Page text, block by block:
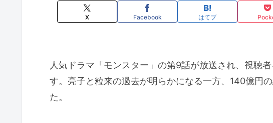
X Facebook はてブ
人気ドラマ「モンスター」の第9話が放送され、視聴
す。亮子と粒来の過去が明らかになる一方、140億円
た。